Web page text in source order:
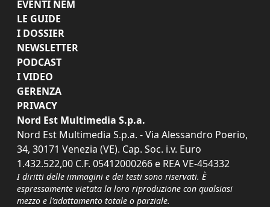
EVENTI NEM
LE GUIDE
I DOSSIER
NEWSLETTER
PODCAST
I VIDEO
GERENZA
PRIVACY
Nord Est Multimedia S.p.a.
Nord Est Multimedia S.p.a. - Via Alessandro Poerio,
34, 30171 Venezia (VE). Cap. Soc. i.v. Euro
1.432.522,00 C.F. 05412000266 e REA VE-454332
I diritti delle immagini e dei testi sono riservati. È
espressamente vietata la loro riproduzione con qualsiasi
mezzo e l'adattamento totale o parziale.